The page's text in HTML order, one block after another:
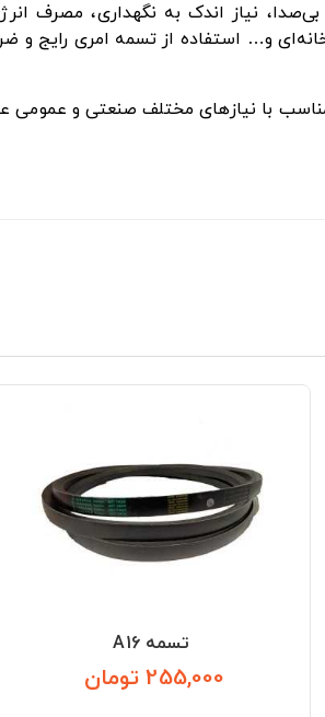
نیاز اندک به نگهداری، مصرف
و… استفاده از تسمه امری رایج و
مناسب با نیازهای مختلف صنعتی و
تسمه A16
255,000 تومان